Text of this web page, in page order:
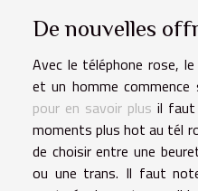
De nouvelles
Avec le téléphone rose,
et un homme commence
pour en savoir plus il faut
moments plus hot au tél
de choisir entre une
ou une trans. Il faut